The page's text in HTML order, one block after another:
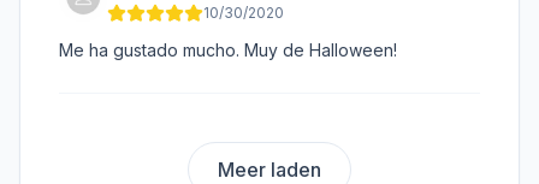
10/30/2020
Me ha gustado mucho. Muy de Halloween!
Meer laden